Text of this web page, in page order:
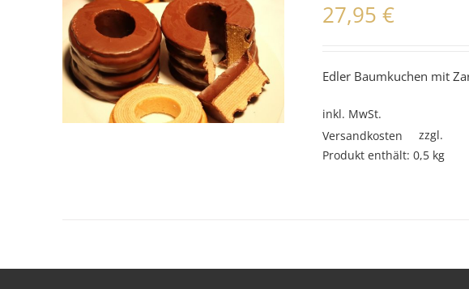
27,95€
Edler Baumkuchen mit
inkl. MwSt.
zzgl.
Versandkosten
Produkt enthält: 0,5 kg